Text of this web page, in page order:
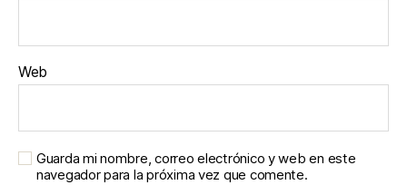
Web
Guarda mi nombre, correo electrónico y web en este
navegador para la próxima vez que comente.